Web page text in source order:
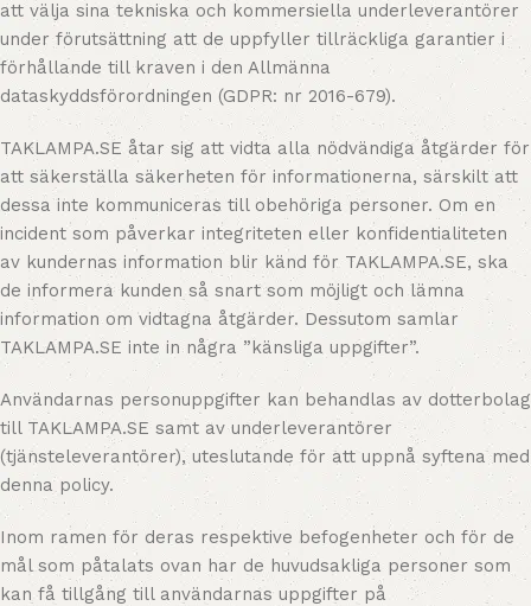
att välja sina tekniska och kommersiella underleverantörer
under förutsättning att de uppfyller tillräckliga garantier i
förhållande till kraven i den Allmänna
dataskyddsförordningen (GDPR: nr 2016-679).
TAKLAMPA.SE åtar sig att vidta alla nödvändiga åtgärder för
att säkerställa säkerheten för informationerna, särskilt att
dessa inte kommuniceras till obehöriga personer. Om en
incident som påverkar integriteten eller konfidentialiteten
av kundernas information blir känd för TAKLAMPA.SE, ska
de informera kunden så snart som möjligt och lämna
information om vidtagna åtgärder. Dessutom samlar
TAKLAMPA.SE inte in några ”känsliga uppgifter”.
Användarnas personuppgifter kan behandlas av dotterbolag
till TAKLAMPA.SE samt av underleverantörer
(tjänsteleverantörer), uteslutande för att uppnå syftena med
denna policy.
Inom ramen för deras respektive befogenheter och för de
mål som påtalats ovan har de huvudsakliga personer som
kan få tillgång till användarnas uppgifter på